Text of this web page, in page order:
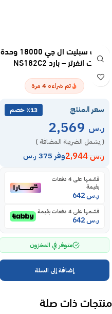
مكيف سبليت ال جي 18000 وحدة
سمارت انفرتر – بارد NS182C2
تم شراءه 4 مرة
سعر المنتج ٪13 خصم
ر.س
( يشمل الضريبة المضافة )
ر.س2,944 وفر 375 ر.س
قسّمها على 4 دفعات
بقيمة
ر.س
قسّمها على 4 دفعات بقيمة
ر.س
متوفر في المخزون
إضافة إلى السلة
منتجات ذات صلة